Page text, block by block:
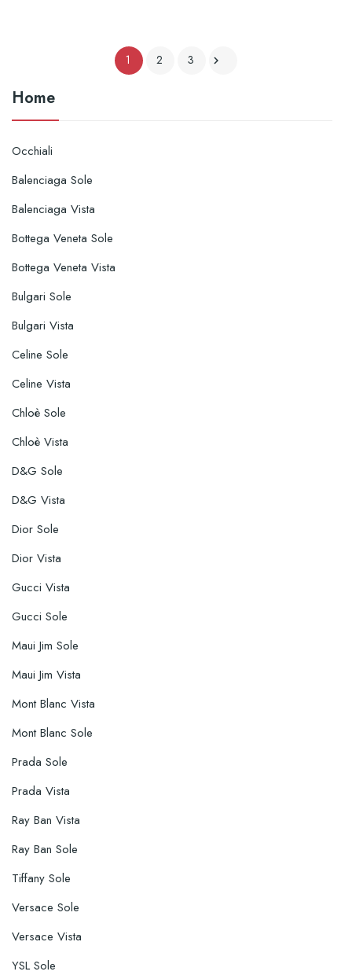
Home
Occhiali
Balenciaga Sole
Balenciaga Vista
Bottega Veneta Sole
Bottega Veneta Vista
Bulgari Sole
Bulgari Vista
Celine Sole
Celine Vista
Chloè Sole
Chloè Vista
D&G Sole
D&G Vista
Dior Sole
Dior Vista
Gucci Vista
Gucci Sole
Maui Jim Sole
Maui Jim Vista
Mont Blanc Vista
Mont Blanc Sole
Prada Sole
Prada Vista
Ray Ban Vista
Ray Ban Sole
Tiffany Sole
Versace Sole
Versace Vista
YSL Sole
1 2 3 